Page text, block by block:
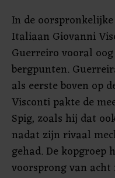
In de
Italiaan Giovanni
Guerreiro vooral
bergpunten.
als eerste boven op
Visconti pakte de
Spig, zoals hij dat
nadat zijn rivaal
gehad. De kopgroep
voorsprong van